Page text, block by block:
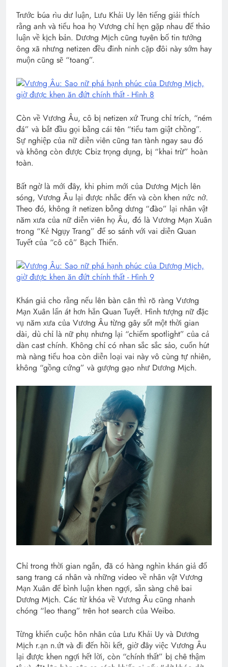
Trước búa rìu dư luận, Lưu Khải Uy lên tiếng giải thích
rằng anh và tiểu hoa họ Vương chỉ hẹn gặp nhau để thảo
luận về kịch bản. Dương Mịch cũng tuyên bố tin tưởng
ông xã nhưng netizen đều đinh ninh cặp đôi này sớm hay
muộn cũng sẽ “toang”.
Còn về Vương Âu, cô bị netizen xứ Trung chỉ trích, “ném
đá” và bắt đầu gọi bằng cái tên “tiểu tam giật chồng”.
Sự nghiệp của nữ diễn viên cũng tan tành ngay sau đó
và không còn được Cbiz trọng dụng, bị “khai trừ” hoàn
toàn.
Bất ngờ là mới đây, khi phim mới của Dương Mịch lên
sóng, Vương Âu lại được nhắc đến và còn khen nức nở.
Theo đó, không ít netizen bỗng dưng “đào” lại nhân vật
năm xưa của nữ diễn viên họ Âu, đó là Vương Mạn Xuân
trong “Kẻ Ngụy Trang” để so sánh với vai diễn Quan
Tuyết của “cô cô” Bạch Thiển.
Khán giả cho rằng nếu lên bàn cân thì rõ ràng Vương
Mạn Xuân lấn át hơn hẳn Quan Tuyết. Hình tượng nữ đặc
vụ năm xưa của Vương Âu từng gây sốt một thời gian
dài, dù chỉ là nữ phụ nhưng lại “chiếm spotlight” của cả
dàn cast chính. Không chỉ có nhan sắc sắc sảo, cuốn hút
mà nàng tiểu hoa còn diễn loại vai này vô cùng tự nhiên,
không “gồng cứng” và gượng gạo như Dương Mịch.
Chỉ trong thời gian ngắn, đã có hàng nghìn khán giả đổ
sang trang cá nhân và những video về nhân vật Vương
Mạn Xuân để bình luận khen ngợi, sẵn sàng chê bai
Dương Mịch. Các từ khóa về Vương Âu cũng nhanh
chóng “leo thang” trên hot search của Weibo.
Từng khiến cuộc hôn nhân của Lưu Khải Uy và Dương
Mịch r.ạn n.ứt và đi đến hồi kết, giờ đây việc Vương Âu
lại được khen ngợi hết lời, còn “chính thất” bị chê thậm